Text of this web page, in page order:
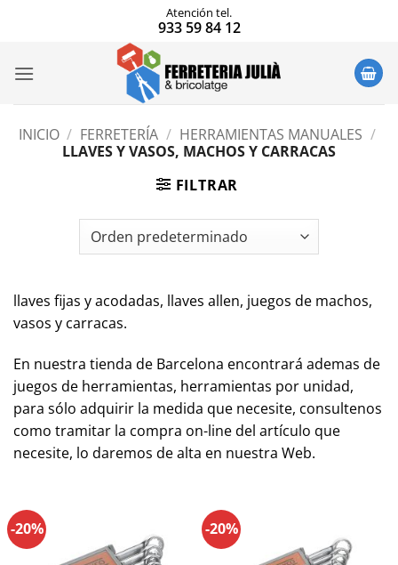
Atención tel.
933 59 84 12
INICIO / FERRETERÍA / HERRAMIENTAS MANUALES /
LLAVES Y VASOS, MACHOS Y CARRACAS
FILTRAR
llaves fijas y acodadas, llaves allen, juegos de machos,
vasos y carracas.
En nuestra tienda de Barcelona encontrará ademas de
juegos de herramientas, herramientas por unidad,
para sólo adquirir la medida que necesite, consultenos
como tramitar la compra on-line del artículo que
necesite, lo daremos de alta en nuestra Web.
-20% -20%